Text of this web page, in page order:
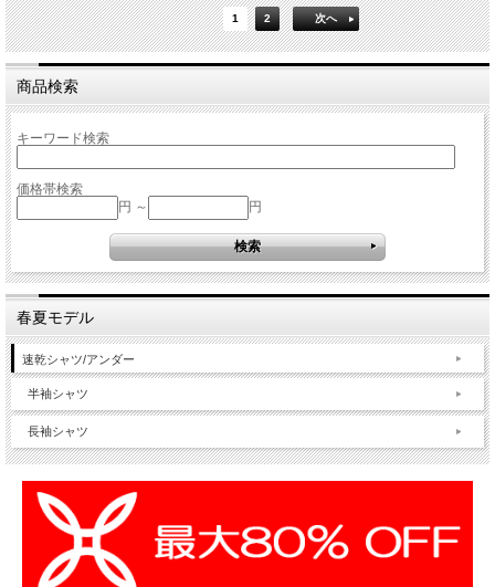
1 2 次へ
商品検索
キーワード検索
価格帯検索
円 ～
円
春夏モデル
速乾シャツ/アンダー
半袖シャツ
長袖シャツ